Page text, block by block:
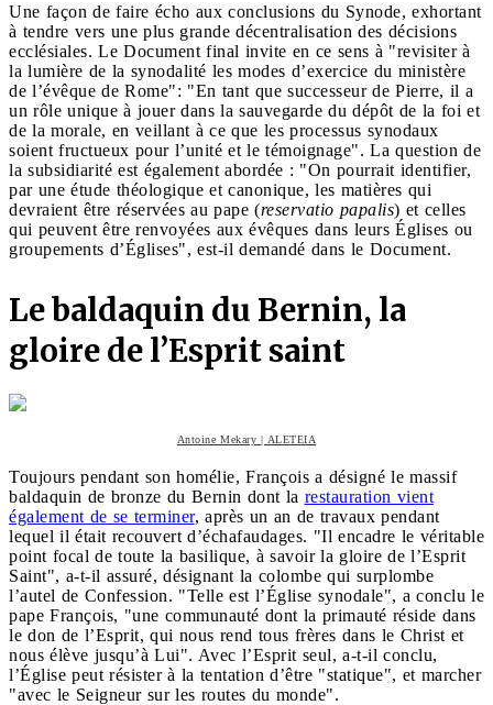
Une façon de faire écho aux conclusions du Synode, exhortant
à tendre vers une plus grande décentralisation des décisions
ecclésiales. Le Document final invite en ce sens à "revisiter à
la lumière de la synodalité les modes d’exercice du ministère
de l’évêque de Rome": "En tant que successeur de Pierre, il a
un rôle unique à jouer dans la sauvegarde du dépôt de la foi et
de la morale, en veillant à ce que les processus synodaux
soient fructueux pour l’unité et le témoignage". La question de
la subsidiarité est également abordée : "On pourrait identifier,
par une étude théologique et canonique, les matières qui
devraient être réservées au pape (reservatio papalis) et celles
qui peuvent être renvoyées aux évêques dans leurs Églises ou
groupements d’Églises", est-il demandé dans le Document.
Le baldaquin du Bernin, la
gloire de l’Esprit saint
Antoine Mekary | ALETEIA
Toujours pendant son homélie, François a désigné le massif
baldaquin de bronze du Bernin dont la restauration vient
également de se terminer, après un an de travaux pendant
lequel il était recouvert d’échafaudages. "Il encadre le véritable
point focal de toute la basilique, à savoir la gloire de l’Esprit
Saint", a-t-il assuré, désignant la colombe qui surplombe
l’autel de Confession. "Telle est l’Église synodale", a conclu le
pape François, "une communauté dont la primauté réside dans
le don de l’Esprit, qui nous rend tous frères dans le Christ et
nous élève jusqu’à Lui". Avec l’Esprit seul, a-t-il conclu,
l’Église peut résister à la tentation d’être "statique", et marcher
"avec le Seigneur sur les routes du monde".